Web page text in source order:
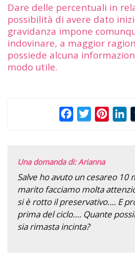
Dare delle percentuali in
possibilità di avere dato
gravidanza impone
indovinare, a maggior
possiede alcuna
modo utile.
FacebookTwitter
Una domanda di: Arianna
Salve ho avuto un cesareo 10
marito facciamo molta
si è rotto il preservativo…. E
prima del ciclo…. Quante
sia rimasta incinta?